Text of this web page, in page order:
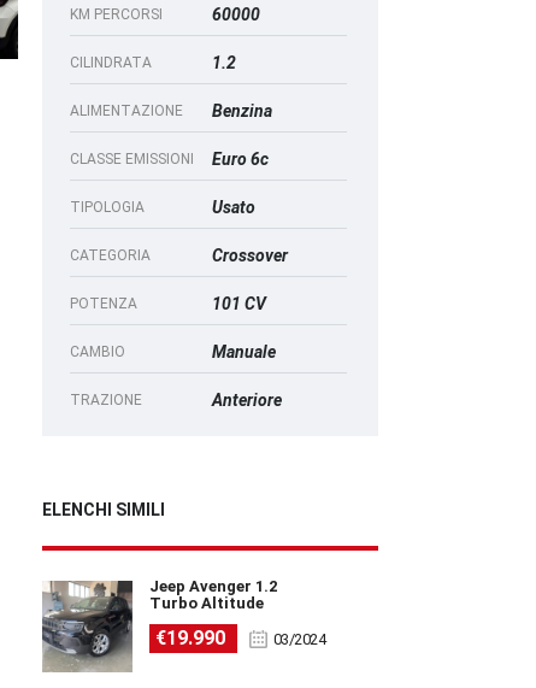
KM PERCORSI 60000
CILINDRATA 1.2
ALIMENTAZIONE Benzina
CLASSE EMISSIONI Euro 6c
TIPOLOGIA Usato
CATEGORIA Crossover
POTENZA 101 CV
CAMBIO Manuale
TRAZIONE Anteriore
ELENCHI SIMILI
Jeep Avenger 1.2
Turbo Altitude
€19.990 03/2024